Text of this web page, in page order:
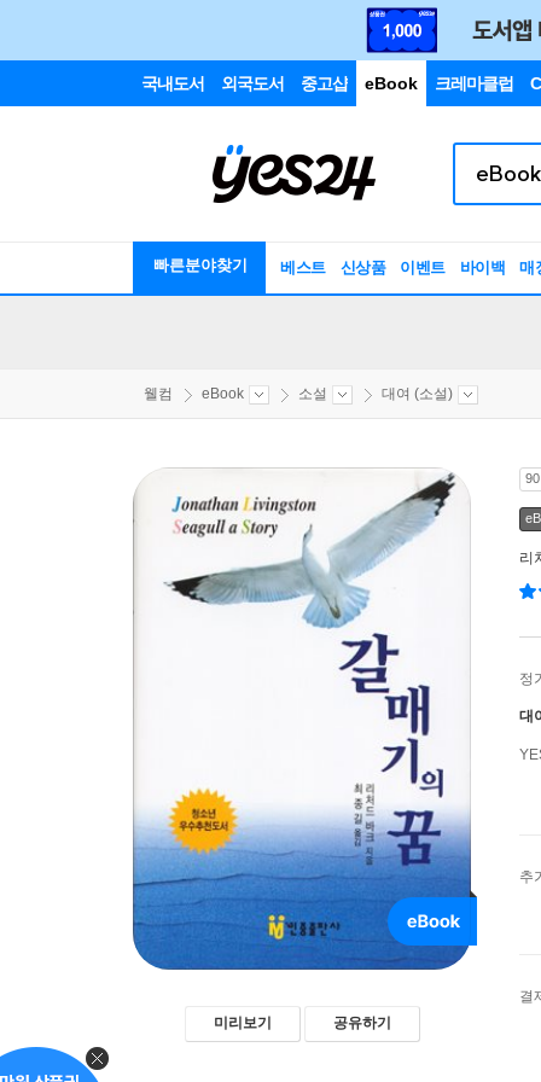
국내도서 외국도서 중고샵 eBook 크레마클럽
빠른분야찾기 베스트 신상품 이벤트 바이백 매
웰컴 eBook 소설 대여 (소설)
미리보기 공유하기
리
정
대
추
결